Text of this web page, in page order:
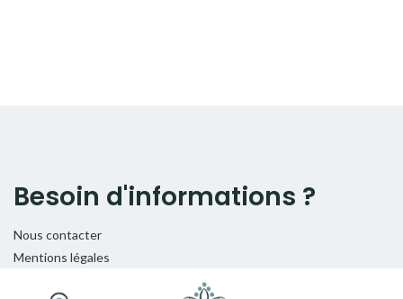
Besoin d'informations ?
Nous contacter
Mentions légales